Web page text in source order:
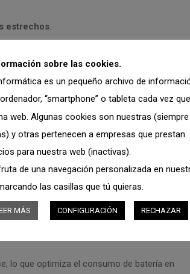
estrechos
irregulares.
operan en interiores, almacenes con
retráctiles, especialmente en las ruedas de
no marcan el suelo.
lo que optimiza el consumo de batería en
sobre las cookies.
es un pequeño archivo de
“smartphone” o tableta cada vez que
web. Algunas cookies son nuestras (siempre
y otras pertenecen a empresas que prestan
para nuestra web (inactivas).
de una navegación personalizada en
las casillas que tú quieras.
MÁS CONFIGURACIÓN RECHAZAR